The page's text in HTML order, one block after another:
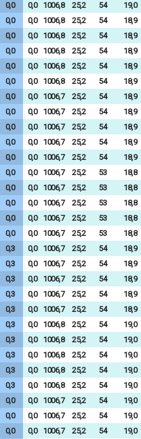
0,0 0,0 1006,8 25,2 54
19,0
0,0 0,0 1006,8 25,2 54
18,9
0,0 0,0 1006,8 25,2 54
18,9
0,0 0,0 1006,8 25,2 54
18,9
0,0 0,0 1006,8 25,2 54
18,9
0,0 0,0 1006,8 25,2 54
18,9
0,0 0,0 1006,7 25,2 54
18,9
0,0 0,0 1006,7 25,2 54
18,9
0,0 0,0 1006,7 25,2 54
18,9
0,0 0,0 1006,7 25,2 54
18,9
0,0 0,0 1006,7 25,2 54
18,9
0,0 0,0 1006,7 25,2 53
18,8
0,0 0,0 1006,7 25,2 53
18,8
0,0 0,0 1006,7 25,2 53
18,8
0,0 0,0 1006,7 25,2 53
18,8
0,0 0,0 1006,7 25,2 53
18,8
0,3 0,0 1006,7 25,2 54
18,9
0,3 0,0 1006,7 25,2 54
18,9
0,3 0,0 1006,7 25,2 54
18,9
0,3 0,0 1006,7 25,2 54
18,9
0,3 0,0 1006,7 25,2 54
18,9
0,3 0,0 1006,8 25,2 54
19,0
0,3 0,0 1006,8 25,2 54
19,0
0,3 0,0 1006,8 25,2 54
19,0
0,3 0,0 1006,8 25,2 54
19,0
0,3 0,0 1006,8 25,2 54
19,0
0,0 0,0 1006,7 25,2 54
19,0
0,0 0,0 1006,7 25,2 54
19,0
0,0 0,0 1006,7 25,2 54
19,0